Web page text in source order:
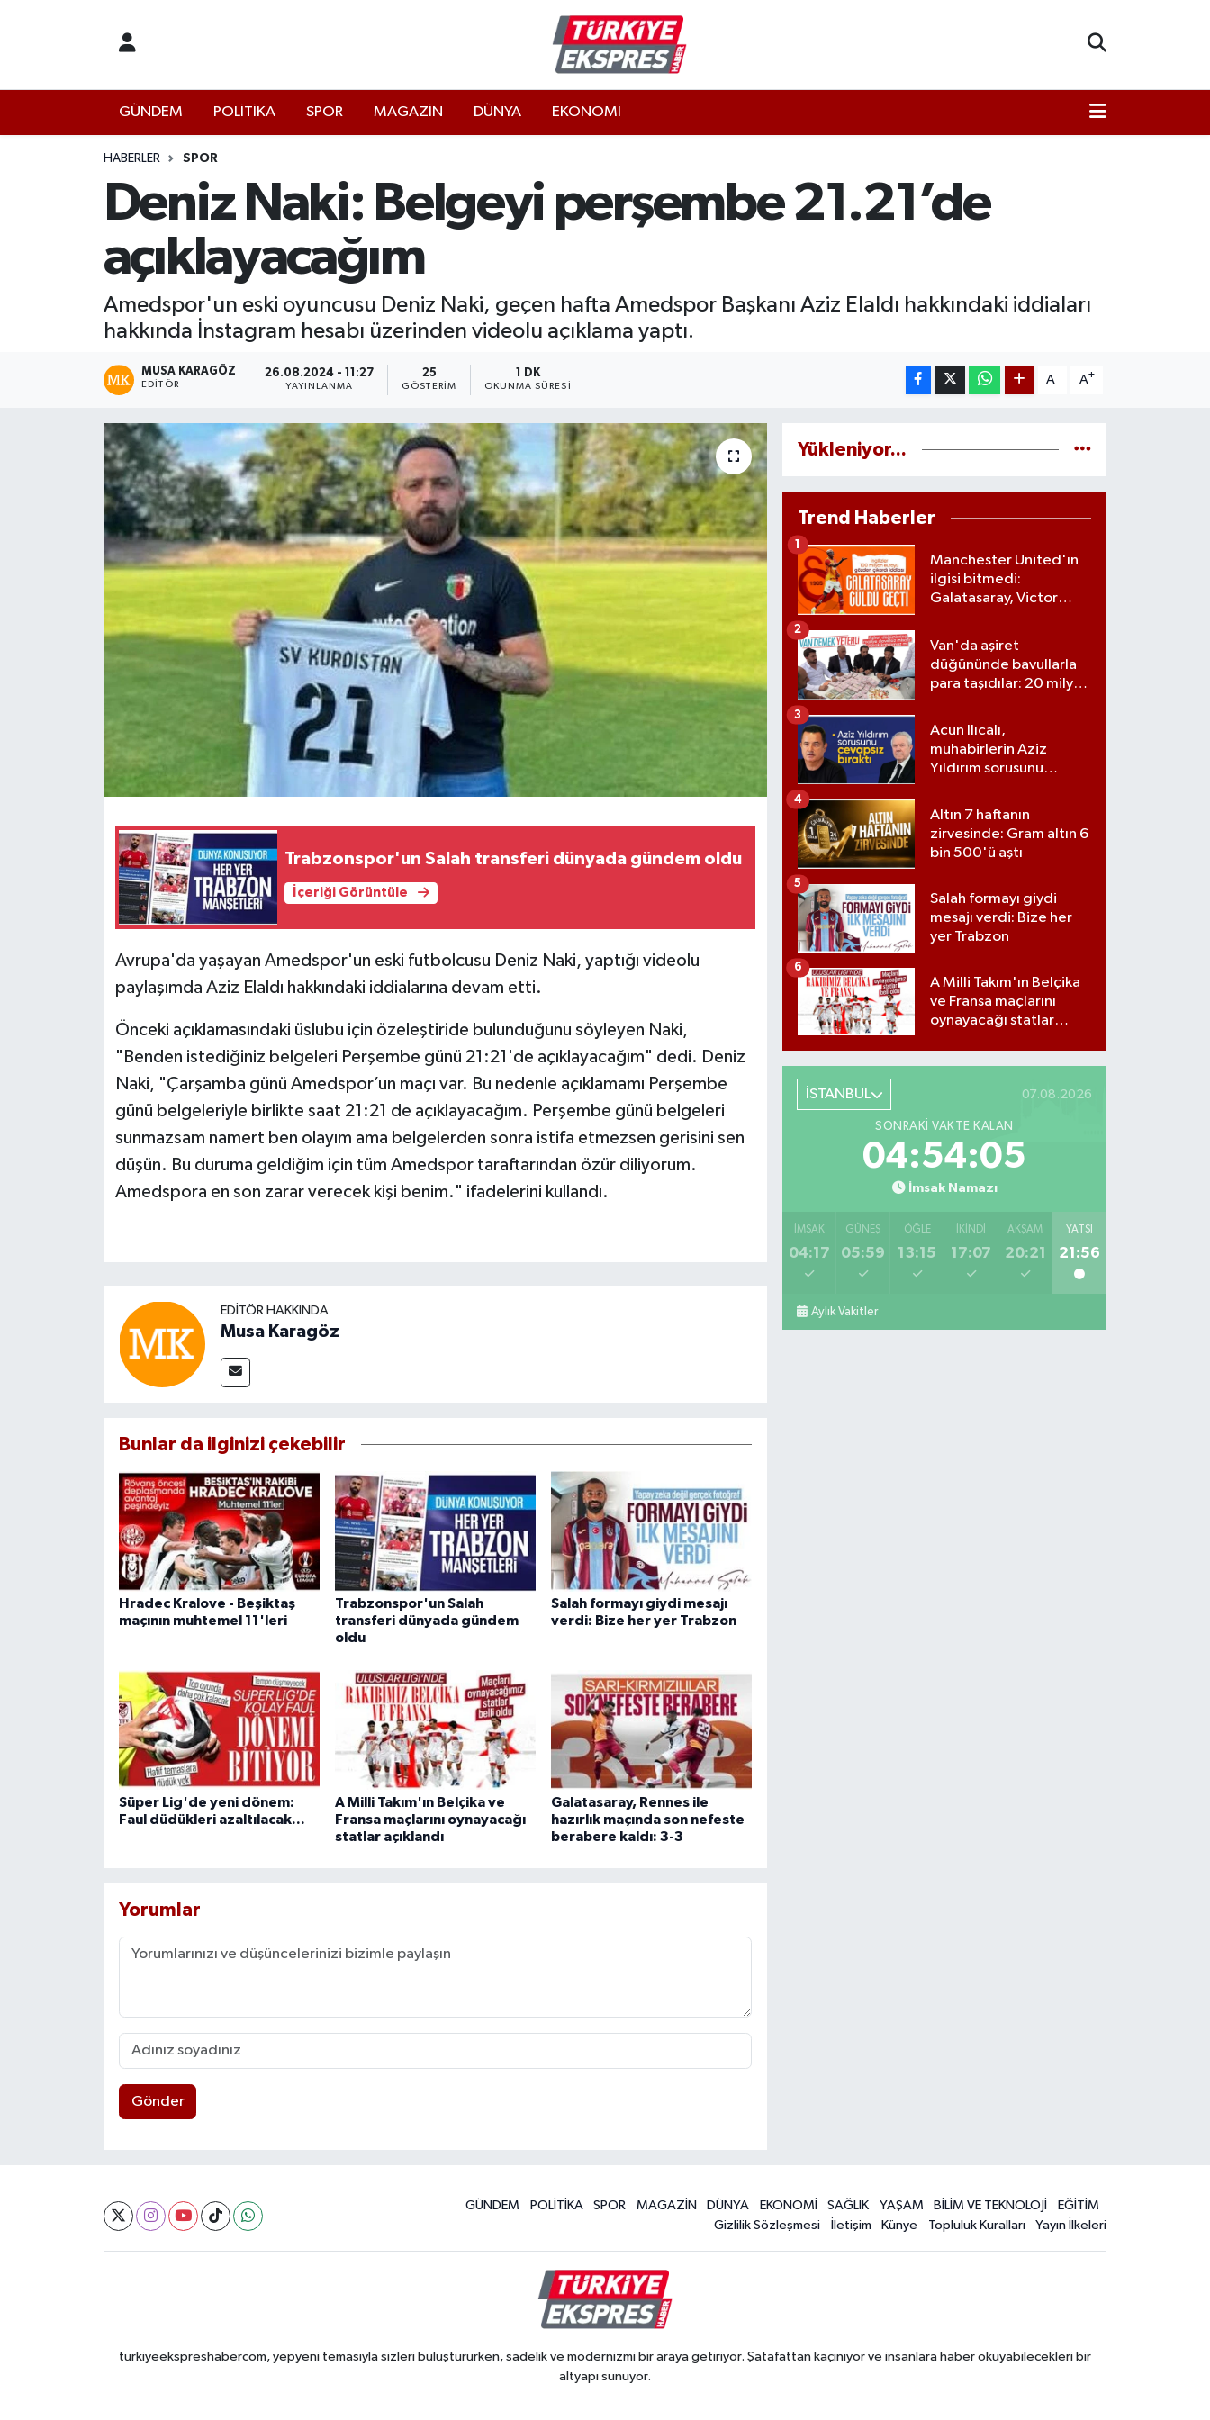
GÜNDEM POLİTİKA SPOR MAGAZİN DÜNYA EKONOMİ
HABERLER SPOR
Deniz Naki: Belgeyi perşembe 21.21’de
açıklayacağım
Amedspor'un eski oyuncusu Deniz Naki, geçen hafta Amedspor Başkanı Aziz Elaldı hakkındaki iddiaları
hakkında İnstagram hesabı üzerinden videolu açıklama yaptı.
MUSA KARAGÖZ
EDITÖR
26.08.2024 - 11:27
YAYINLANMA
25
GÖSTERIM
1 DK
OKUNMA SÜRESI
A- A+
Trabzonspor'un Salah transferi dünyada gündem oldu
İçeriği Görüntüle
Avrupa'da yaşayan Amedspor'un eski futbolcusu Deniz Naki, yaptığı videolu
paylaşımda Aziz Elaldı hakkındaki iddialarına devam etti.
Önceki açıklamasındaki üslubu için özeleştiride bulunduğunu söyleyen Naki,
"Benden istediğiniz belgeleri Perşembe günü 21:21'de açıklayacağım" dedi. Deniz
Naki, "Çarşamba günü Amedspor’un maçı var. Bu nedenle açıklamamı Perşembe
günü belgeleriyle birlikte saat 21:21 de açıklayacağım. Perşembe günü belgeleri
sunmazsam namert ben olayım ama belgelerden sonra istifa etmezsen gerisini sen
düşün. Bu duruma geldiğim için tüm Amedspor taraftarından özür diliyorum.
Amedspora en son zarar verecek kişi benim." ifadelerini kullandı.
EDITÖR HAKKINDA
Musa Karagöz
Bunlar da ilginizi çekebilir
Hradec Kralove - Beşiktaş
maçının muhtemel 11'leri
Trabzonspor'un Salah
transferi dünyada gündem
oldu
Salah formayı giydi mesajı
verdi: Bize her yer Trabzon
Süper Lig'de yeni dönem:
Faul düdükleri azaltılacak...
A Milli Takım'ın Belçika ve
Fransa maçlarını oynayacağı
statlar açıklandı
Galatasaray, Rennes ile
hazırlık maçında son nefeste
berabere kaldı: 3-3
Yorumlar
Gönder
Yükleniyor...
Trend Haberler
Manchester United'ın
ilgisi bitmedi:
Galatasaray, Victor
verdi
1
Van'da aşiret
düğününde bavullarla
para taşıdılar: 20 milyon
2
Acun Ilıcalı,
muhabirlerin Aziz
Yıldırım sorusunu
3
Altın 7 haftanın
zirvesinde: Gram altın 6
bin 500'ü aştı
4
Salah formayı giydi
mesajı verdi: Bize her
yer Trabzon
5
A Milli Takım'ın Belçika
ve Fransa maçlarını
oynayacağı statlar
6
İSTANBUL 07.08.2026
SONRAKI VAKTE KALAN
04:54:04
İmsak Namazı
İMSAK
04:17
GÜNEŞ
05:59
ÖĞLE
13:15
İKINDI
17:07
AKŞAM
20:21
YATSI
21:56
Aylık Vakitler
GÜNDEM POLİTİKA SPOR MAGAZİN DÜNYA EKONOMİ SAĞLIK YAŞAM BİLİM VE TEKNOLOJİ
EĞİTİM
Gizlilik Sözleşmesi
İletişim Künye Topluluk Kuralları Yayın İlkeleri
turkiyeekspreshabercom, yepyeni temasıyla sizleri buluştururken, sadelik ve modernizmi bir araya getiriyor. Şatafattan kaçınıyor ve insanlara haber okuyabilecekleri bir
altyapı sunuyor.
İstanbul Hava Durumu
İstanbul Namaz Vakitleri
İstanbul Trafik Yoğunluk Haritası
Süper Lig Puan Durumu ve Fikstür
Tüm Manşetler
Haber Arşivi